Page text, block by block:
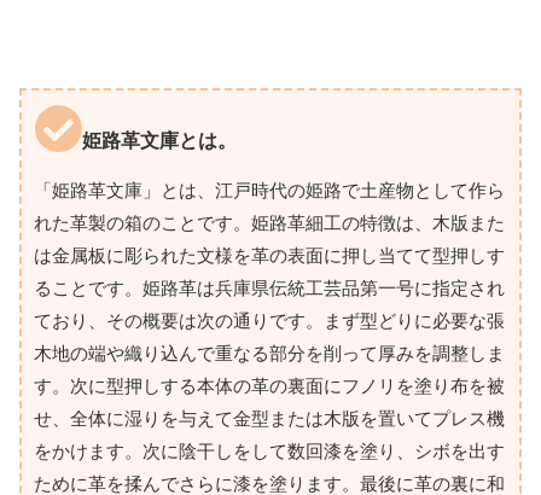
姫路革文庫とは。
「姫路革文庫」とは、江戸時代の姫路で土産物として作ら
れた革製の箱のことです。姫路革細工の特徴は、木版また
は金属板に彫られた文様を革の表面に押し当てて型押しす
ることです。姫路革は兵庫県伝統工芸品第一号に指定され
ており、その概要は次の通りです。まず型どりに必要な張
木地の端や織り込んで重なる部分を削って厚みを調整しま
す。次に型押しする本体の革の裏面にフノリを塗り布を被
せ、全体に湿りを与えて金型または木版を置いてプレス機
をかけます。次に陰干しをして数回漆を塗り、シボを出す
ために革を揉んでさらに漆を塗ります。最後に革の裏に和